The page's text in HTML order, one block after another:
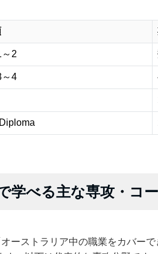
2
～4
学べる主な専攻・コ
ーストラリア中の職業をカバー